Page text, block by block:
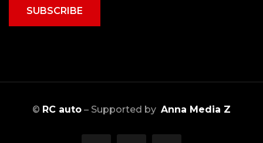
SUBSCRIBE
© RC auto – Supported by Anna Media Z